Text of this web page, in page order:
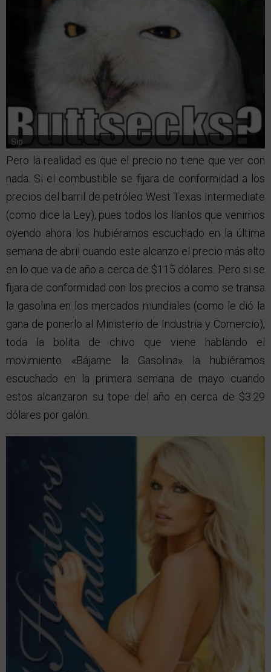
Sip
Pero la realidad es que el precio no tiene que ver con
nada. Si el combustible se fijara de conformidad a los
precios del barril de petróleo West Texas Intermediate
(como dice la Ley), pues todos los llantos que venimos
oyendo ahora los hubiéramos escuchado en la última
semana de abril cuando este alcanzo el precio más alto
en lo que va de año a cerca de $115 dólares. Pero si se
fijara de conformidad con los precios a como se transa
la gasolina en los mercados mundiales (como le dió la
gana de ponerlo al Ministerio de Industria y Comercio),
toda la bolita de chivo que viene hablando el
movimiento «Bájame la Gasolina» la hubiéramos
escuchado en la primera semana de mayo cuando
estos alcanzaron su tope del año en cerca de $3.29
dólares por galón.